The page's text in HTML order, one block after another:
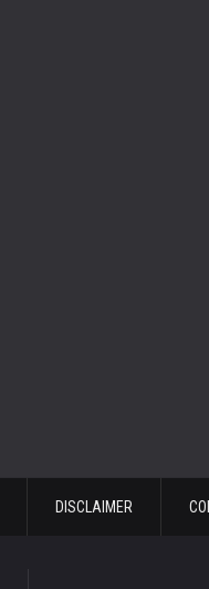
DISCLAIMER